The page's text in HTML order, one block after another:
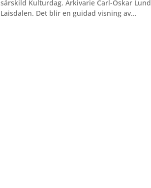
särskild Kulturdag. Arkivarie Carl-Oskar
Laisdalen. Det blir en guidad visning av...